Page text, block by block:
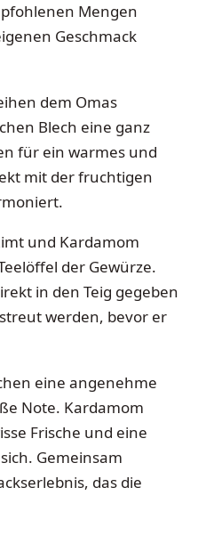
Mengen
Geschmack
dem Omas
Blech eine ganz
für ein warmes und
mit der fruchtigen
und Kardamom
der Gewürze.
in den Teig gegeben
werden, bevor er
eine angenehme
Note. Kardamom
Frische und eine
Gemeinsam
das die